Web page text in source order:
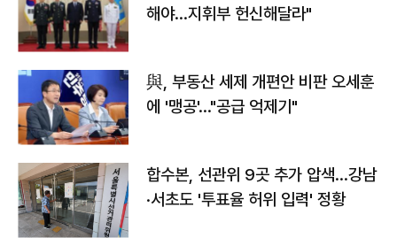
해야…지휘부 헌신해달라"
與, 부동산 세제 개편안 비판 오세훈
에 '맹공'…"공급 억제기"
합수본, 선관위 9곳 추가 압색…강남
·서초도 '투표율 허위 입력' 정황